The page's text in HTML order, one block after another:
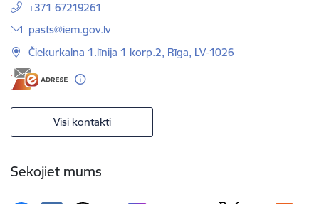
+371 67219261
E-pasts:
pasts@iem.gov.lv
Čiekurkalna 1.līnija 1 korp.2, Rīga, LV-1026
Visi kontakti
Sekojiet mums